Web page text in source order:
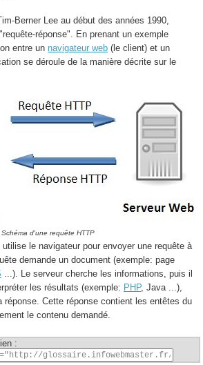
Berner Lee au début des années 1990,
réponse". En prenant un exemple
entre un navigateur web (le client) et un
se déroule de la manière décrite sur le
Schéma d'une requête HTTP
utilise le navigateur pour envoyer une requête à
demande un document (exemple: page
...). Le serveur cherche les informations, puis il
les résultats (exemple: PHP, Java ...),
réponse. Cette réponse contient les entêtes du
le contenu demandé.
: